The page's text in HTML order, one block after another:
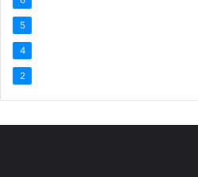
5
4
2